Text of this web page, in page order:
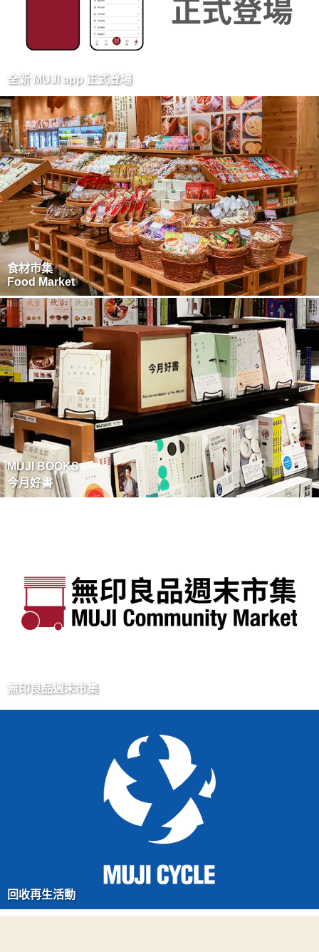
全新 MUJI app 正式登場
食材市集
Food Market
MUJI BOOKS
今月好書
無印良品週末市集
回收再生活動